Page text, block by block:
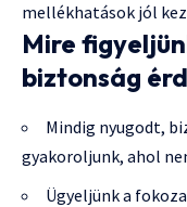
mellékhatások jól
Mire
biztonság
Mindig nyugodt,
gyakoroljunk, ahol
Ügyeljünk a